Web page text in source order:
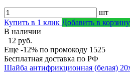
шт
Купить в 1 клик Добавить в корзину
В наличии
12 руб.
Еще -12% по промокоду 1525
Бесплатная доставка по РФ
Шайба антифрикционная (белая)